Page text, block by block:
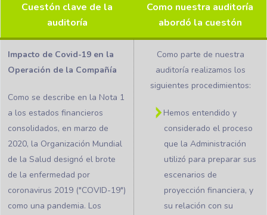
Cuestón clave de la
auditoría
Como nuestra auditoría
abordó la cuestón
Impacto de Covid-19 en la
Operación de la Compañía
Como se describe en la Nota 1
a los estados financieros
consolidados, en marzo de
2020, la Organización Mundial
de la Salud designó el brote
de la enfermedad por
coronavirus 2019 ("COVID-19")
como una pandemia. Los
Como parte de nuestra
auditoría realizamos los
siguientes procedimientos:
Hemos entendido y
considerado el proceso
que la Administración
utilizó para preparar sus
escenarios de
proyección financiera, y
su relación con su